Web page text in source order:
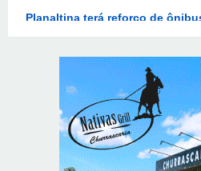
Lactário do Hospital de Base
segura e personalizada aos
Supermercados transformam o
estratégica para fidelizar